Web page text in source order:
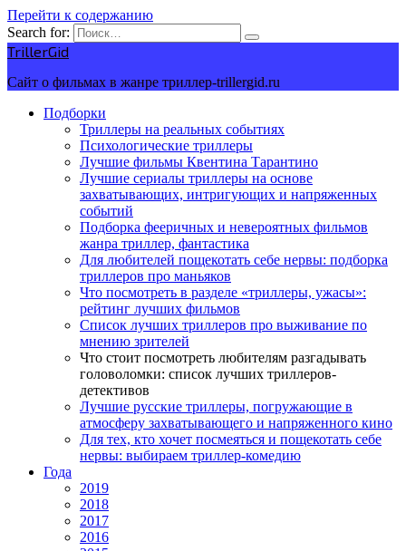
Перейти к содержанию
Search for:
TrillerGid
Сайт о фильмах в жанре триллер-trillergid.ru
Подборки
Триллеры на реальных событиях
Психологические триллеры
Лучшие фильмы Квентина Тарантино
Лучшие сериалы триллеры на основе
захватывающих, интригующих и напряженных
событий
Подборка фееричных и невероятных фильмов
жанра триллер, фантастика
Для любителей пощекотать себе нервы: подборка
триллеров про маньяков
Что посмотреть в разделе «триллеры, ужасы»:
рейтинг лучших фильмов
Список лучших триллеров про выживание по
мнению зрителей
Что стоит посмотреть любителям разгадывать
головоломки: список лучших триллеров-
детективов
Лучшие русские триллеры, погружающие в
атмосферу захватывающего и напряженного кино
Для тех, кто хочет посмеяться и пощекотать себе
нервы: выбираем триллер-комедию
Года
2019
2018
2017
2016